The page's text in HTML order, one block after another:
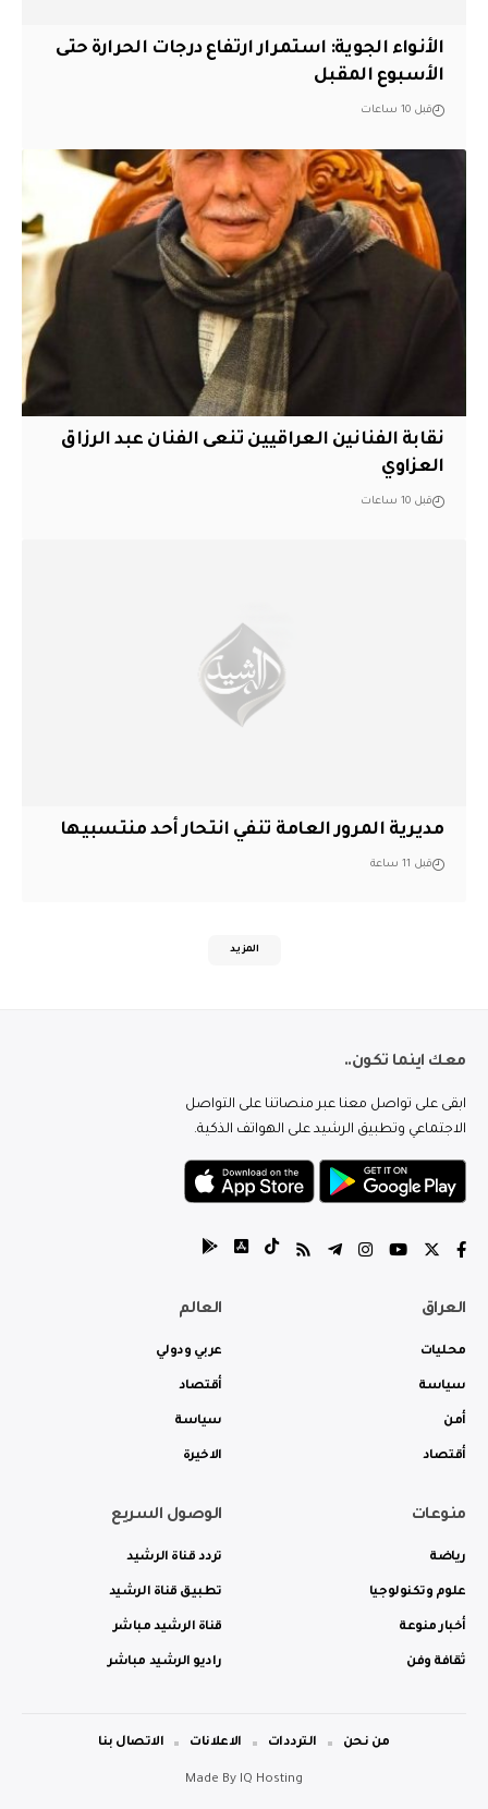
الأنواء الجوية: استمرار ارتفاع درجات الحرارة حتى
الأسبوع المقبل
قبل 10 ساعات
نقابة الفنانين العراقيين تنعى الفنان عبد الرزاق
العزاوي
قبل 10 ساعات
مديرية المرور العامة تنفي انتحار أحد منتسبيها
قبل 11 ساعة
المزيد
معك اينما تكون..
ابقى على تواصل معنا عبر منصاتنا على التواصل
الاجتماعي وتطبيق الرشيد على الهواتف الذكية.
العراق
محليات
سياسة
أمن
أقتصاد
العالم
عربي ودولي
أقتصاد
سياسة
الاخيرة
منوعات
رياضة
علوم وتكنولوجيا
أخبار منوعة
ثقافة وفن
الوصول السريع
تردد قناة الرشيد
تطبيق قناة الرشيد
قناة الرشيد مباشر
راديو الرشيد مباشر
Made By IQ Hosting
من نحن الترددات الاعلانات الاتصال بنا